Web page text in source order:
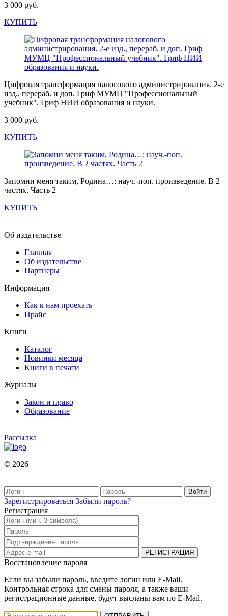
3 000 руб.
КУПИТЬ
Цифровая трансформация налогового администрирования. 2-е
изд., перераб. и доп. Гриф МУМЦ "Профессиональный
учебник". Гриф НИИ образования и науки.
3 000 руб.
КУПИТЬ
Запомни меня таким, Родина…: науч.-поп. произведение. В 2
частях. Часть 2
КУПИТЬ
Об издательстве
Главная
Об издательстве
Партнеры
Информация
Как к нам проехать
Прайс
Книги
Каталог
Новинки месяца
Книги в печати
Журналы
Закон и право
Образование
Рассылка
© 2026
Зарегистрироваться Забыли пароль?
Регистрация
Восстановление пароля
Если вы забыли пароль, введите логин или E-Mail.
Контрольная строка для смены пароля, а также ваши
регистрационные данные, будут высланы вам по E-Mail.